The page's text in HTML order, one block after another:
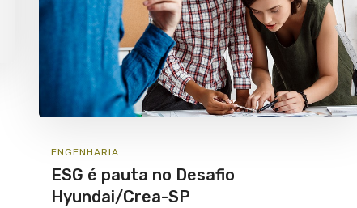
ENGENHARIA
ESG é pauta no Desafio
Hyundai/Crea-SP